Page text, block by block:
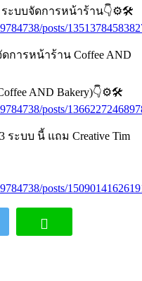
ระบบจัดการหน้าร้าน👇⚙️🛠
posts/
ดการหน้าร้าน Coffee AND
AND Bakery)👇⚙️🛠
posts/
ระบบ นี้ แถม Creative Tim
posts/